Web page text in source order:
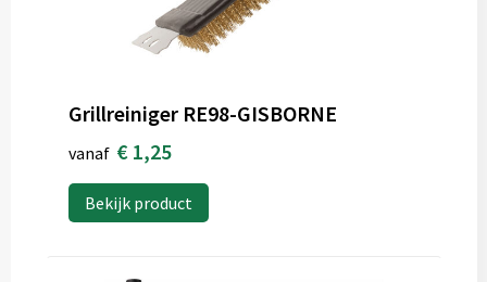
Grillreiniger RE98-GISBORNE
vanaf € 1,25
Bekijk product